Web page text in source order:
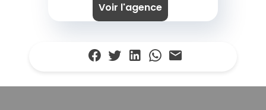
Voir l'agence